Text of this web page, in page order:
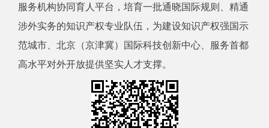
服务机构协同育人平台，培育一批通晓国际规则、精通
涉外实务的知识产权专业队伍，为建设知识产权强国示
范城市、北京（京津冀）国际科技创新中心、服务首都
高水平对外开放提供坚实人才支撑。